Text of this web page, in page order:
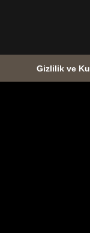
Gizlilik ve